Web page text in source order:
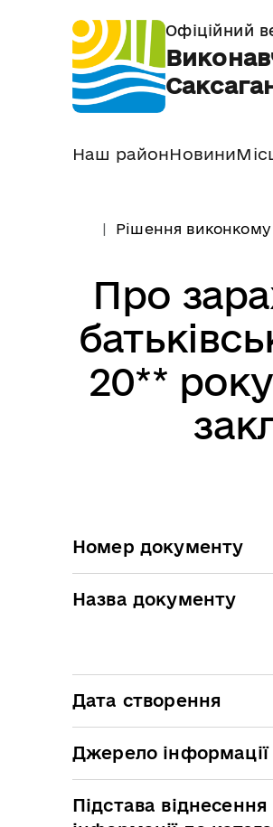
Офіційний
Наш районНовини
Рішення виконкому
Про
20**
Номер документу
Назва документу
Дата створення
Джерело інформації
Підстава віднесення